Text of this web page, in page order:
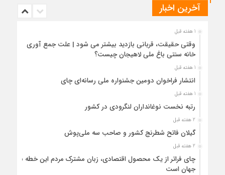
آخرین اخبار
1 هفته قبل
وقتی حقیقت، قربانی بازدید بیشتر می شود | علت جمع آوری
خانه سنتی باغ ملی لاهیجان چیست؟
1 هفته قبل
انتشار فراخوان دومین جشنواره ملی رسانه‌ای چای
1 هفته قبل
رتبه نخست نوغانداران لنگرودی در کشور
2 هفته قبل
گیلان فاتح شطرنج کشور و صاحب سه ملی‌پوش
2 هفته قبل
چای فراتر از یک محصول اقتصادی، زبان مشترک مردم این خطه با
جهان است